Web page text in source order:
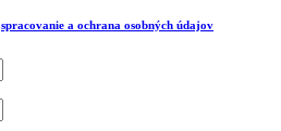
spracovanie a ochrana osobných údajov